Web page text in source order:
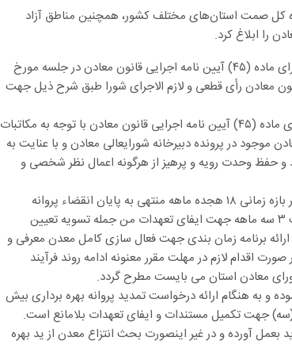
کل صمت استان‌های مختلف کشور، همچنین مناطق آزاد
به گزارش معدن۲۴، در نامه «وجیه اله جعفری» آمده است:‌ موضوع نحوه اجرای ماده (۴۵) آیین نامه اجرایی قانون معادن در جلسه مورخ
۱۷ شورایعالی معادن مطرح گردید که با عنایت به تبصره ۴ ماده ۱۲ قانون معادن رأی قطعی و لازم الاجرای شورا طبق شرح ذیل جهت
در خصوص درخواست معاونت امور معادن و صنایع معدنی دایر بر نحوه اجرای ماده (۴۵) آیین نامه اجرایی قانون معادن با توجه به مکاتبات
موجود در پرونده دبیرخانه شورایعالی معادن و با عنایت به
و حفظ وحدت رویه و پرهیز از هرگونه اعمال نظر شخصی و
(۱) در مواردیکه بهره بردار تا پیش از اتمام مهلت اعتبار پروانه بهره برداری و در بازه زمانی ۱۸ هجده ماهه منتهی به پایان انقضاء پروانه
نسبت به ارائه درخواست تمدید اقدام نموده است برای آخرین بار ارائه مهلت ۳ سه ماهه جهت ایفای تعهدات من جمله تسویه تعیین
برنامه زمان بندی جهت فعال سازی کامل معدن معرفی و
اقدام لازم در مهلت مقرر معنونه ادامه روند فرآیند
معادن استان می بایست مطرح گردد.
بردار به تعهدات قانونی مطروحه در مفاد بند (۱) اقدام نموده و به هنگام ارائه درخواست تمدید پروانه بهره برداری بیش
یکسال از زمان اتمام اعتبار آن نگذشته باشد برای آخرین بار ارائه مهلت ۳ (سه) جهت تکمیل مستندات و ایفای تعهدات بلامانع است.
بعمل آورده و در غیر اینصورت بحث انتزاع معدن از ید بهره